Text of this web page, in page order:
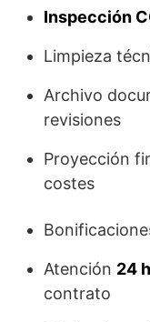
Inspección
Limpieza
Archivo
revisiones
Proyección
costes
Atención 24 h
contrato